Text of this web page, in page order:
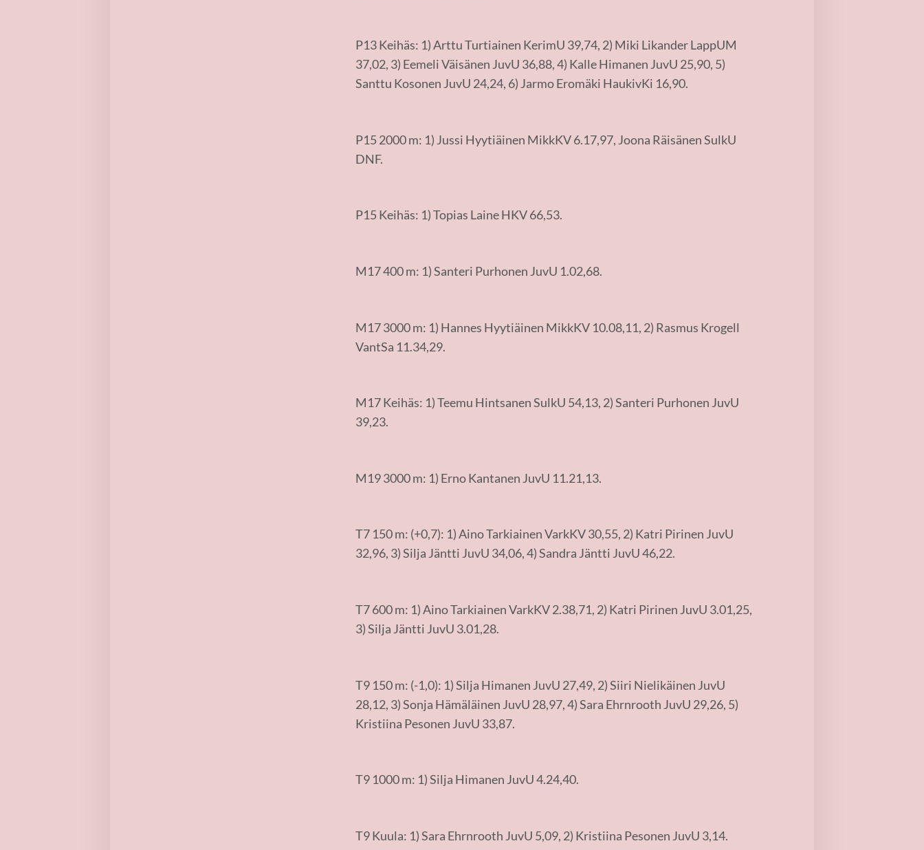
P13 Keihäs: 1) Arttu Turtiainen KerimU 39,74, 2) Miki Likander LappUM
37,02, 3) Eemeli Väisänen JuvU 36,88, 4) Kalle Himanen JuvU 25,90, 5)
Santtu Kosonen JuvU 24,24, 6) Jarmo Eromäki HaukivKi 16,90.
P15 2000 m: 1) Jussi Hyytiäinen MikkKV 6.17,97, Joona Räisänen SulkU
DNF.
P15 Keihäs: 1) Topias Laine HKV 66,53.
M17 400 m: 1) Santeri Purhonen JuvU 1.02,68.
M17 3000 m: 1) Hannes Hyytiäinen MikkKV 10.08,11, 2) Rasmus Krogell
VantSa 11.34,29.
M17 Keihäs: 1) Teemu Hintsanen SulkU 54,13, 2) Santeri Purhonen JuvU
39,23.
M19 3000 m: 1) Erno Kantanen JuvU 11.21,13.
T7 150 m: (+0,7): 1) Aino Tarkiainen VarkKV 30,55, 2) Katri Pirinen JuvU
32,96, 3) Silja Jäntti JuvU 34,06, 4) Sandra Jäntti JuvU 46,22.
T7 600 m: 1) Aino Tarkiainen VarkKV 2.38,71, 2) Katri Pirinen JuvU 3.01,25,
3) Silja Jäntti JuvU 3.01,28.
T9 150 m: (-1,0): 1) Silja Himanen JuvU 27,49, 2) Siiri Nielikäinen JuvU
28,12, 3) Sonja Hämäläinen JuvU 28,97, 4) Sara Ehrnrooth JuvU 29,26, 5)
Kristiina Pesonen JuvU 33,87.
T9 1000 m: 1) Silja Himanen JuvU 4.24,40.
T9 Kuula: 1) Sara Ehrnrooth JuvU 5,09, 2) Kristiina Pesonen JuvU 3,14.